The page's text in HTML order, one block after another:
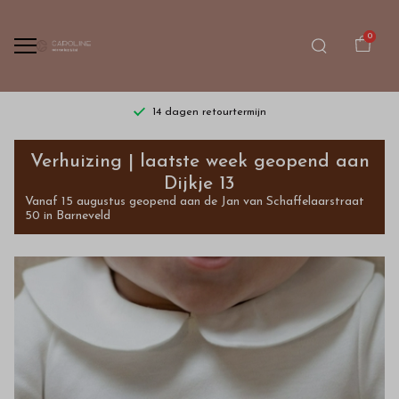
0
14 dagen retourtermijn
Bestel
kinderkleding
van
hoge
kwaliteit
onze
Verhuizing | laatste week geopend aan
Dijkje 13
Vanaf 15 augustus geopend aan de Jan van Schaffelaarstraat
50 in Barneveld